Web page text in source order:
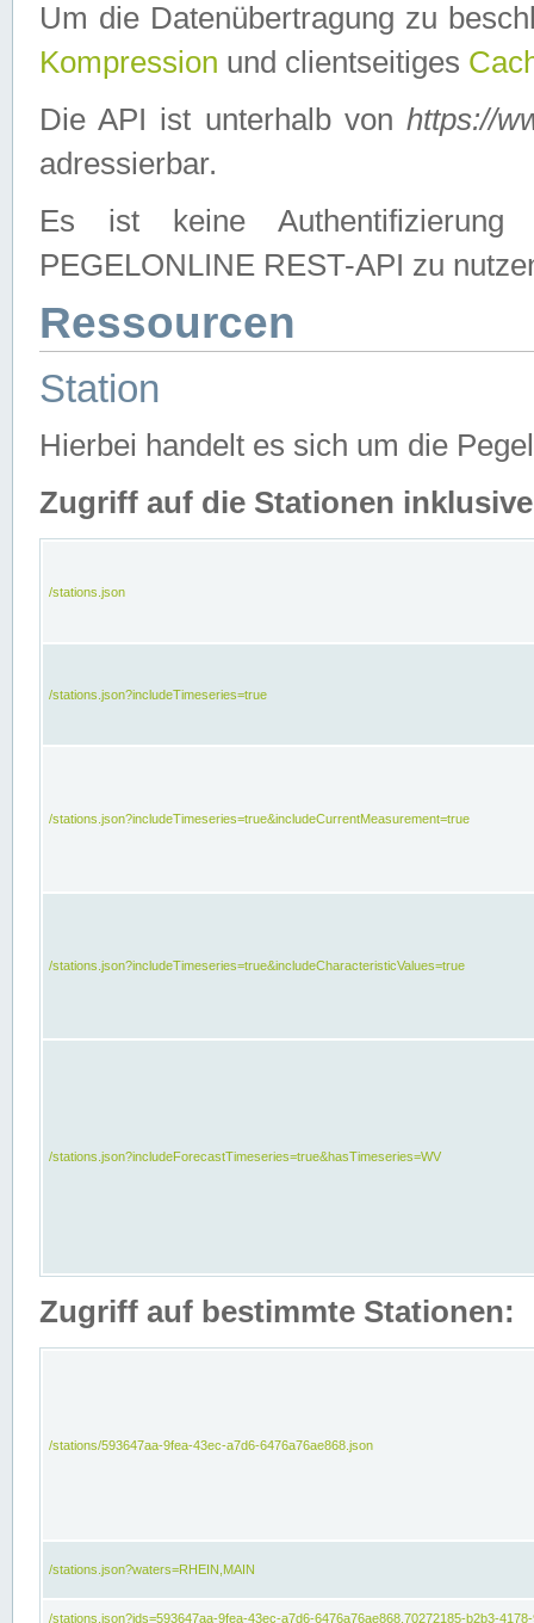
Um die Datenübertragung zu
Kompression und clientseitiges
Die API ist unterhalb von https://
adressierbar.
Es ist keine
PEGELONLINE REST-API zu
Ressourcen
Station
Hierbei handelt es sich um die
Zugriff auf die Stationen
/stations.json
/stations.json?includeTimeseries=true
/stations.json?includeTimeseries=true&includeCurrentMeasurement=true
/stations.json?includeTimeseries=true&includeCharacteristicValues=true
/stations.json?includeForecastTimeseries=true&hasTimeseries=WV
Zugriff auf bestimmte Stationen:
/stations/593647aa-9fea-43ec-a7d6-6476a76ae868.json
/stations.json?waters=RHEIN,MAIN
/stations.json?ids=593647aa-9fea-43ec-a7d6-6476a76ae868,70272185-b2b3-